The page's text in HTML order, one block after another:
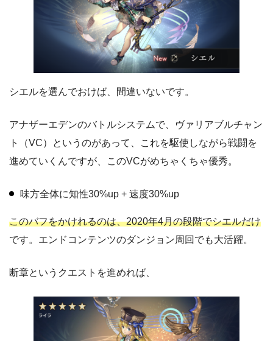
シエルを選んでおけば、間違いないです。
アナザーエデンのバトルシステムで、ヴァリアブルチャン
ト（VC）というのがあって、これを駆使しながら戦闘を
進めていくんですが、このVCがめちゃくちゃ優秀。
味方全体に知性30%up + 速度30%up
このバフをかけれるのは、2020年4月の段階でシエルだけ
です。エンドコンテンツのダンジョン周回でも大活躍。
断章というクエストを進めれば、